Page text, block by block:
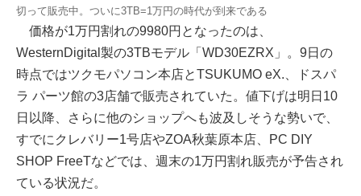
切って販売中。ついに3TB=1万円の時代が到来である
価格が1万円割れの9980円となったのは、
WesternDigital製の3TBモデル「WD30EZRX」。9日の
時点ではツクモパソコン本店とTSUKUMO eX.、ドスパ
ラ パーツ館の3店舗で販売されていた。値下げは明日10
日以降、さらに他のショップへも波及しそうな勢いで、
すでにクレバリー1号店やZOA秋葉原本店、PC DIY
SHOP FreeTなどでは、週末の1万円割れ販売が予告され
ている状況だ。